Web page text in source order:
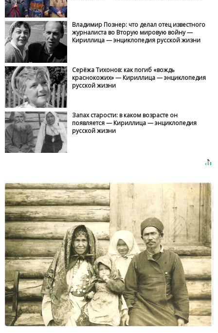
Владимир Познер: что делал отец известного
журналиста во Вторую мировую войну —
Кириллица — энциклопедия русской жизни
Серёжа Тихонов: как погиб «вождь
краснокожих» — Кириллица — энциклопедия
русской жизни
Запах старости: в каком возрасте он
появляется — Кириллица — энциклопедия
русской жизни